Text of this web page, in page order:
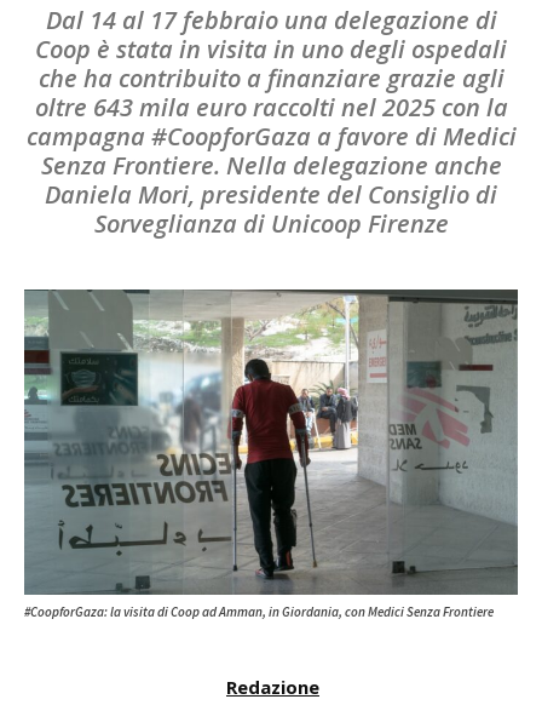
Dal 14 al 17 febbraio una delegazione di
Coop è stata in visita in uno degli ospedali
che ha contribuito a finanziare grazie agli
oltre 643 mila euro raccolti nel 2025 con la
campagna #CoopforGaza a favore di Medici
Senza Frontiere. Nella delegazione anche
Daniela Mori, presidente del Consiglio di
Sorveglianza di Unicoop Firenze
#CoopforGaza: la visita di Coop ad Amman, in Giordania, con Medici Senza Frontiere
Redazione